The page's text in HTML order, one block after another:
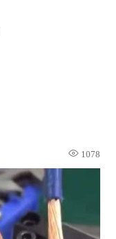
1078